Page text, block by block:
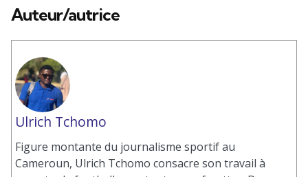
Auteur/autrice
Ulrich Tchomo
Figure montante du journalisme sportif au
Cameroun, Ulrich Tchomo consacre son travail à